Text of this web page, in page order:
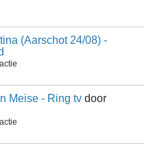
(Aarschot 24/08) -
Meise - Ring tv door